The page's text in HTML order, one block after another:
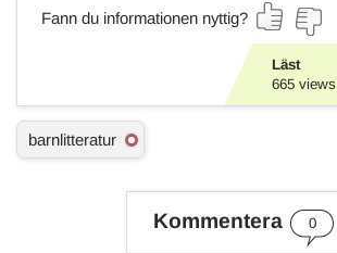
Fann du informationen nyttig?
Läst
665 views
Ä
m
barnlitteratur
Kommentera 0